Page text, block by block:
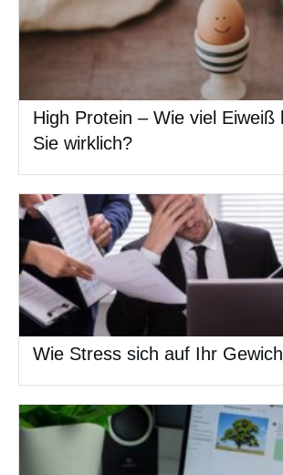
High Protein – Wie viel Eiweiß
Sie wirklich?
Wie Stress sich auf Ihr